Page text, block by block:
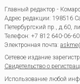
Главный редактор -
Адрес редакции: 198516
Петербургский пр., д.60,
Телефон: +7 812 640-06-60
Электронная почта:
Сетевое издание
Свидетельство о
Использование любой